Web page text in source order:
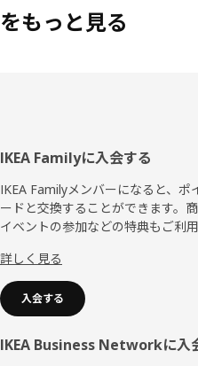
をもっと見る
フ
ッ
タ
IKEA Familyに入会する
IKEA Familyメンバーになると、
ードと交換することができます。
イベントの参加などの特典もご利
詳しく見る
入会する
IKEA Business Networkに入